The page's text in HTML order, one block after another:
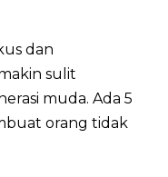
dan
sulit
muda. Ada 5
orang tidak